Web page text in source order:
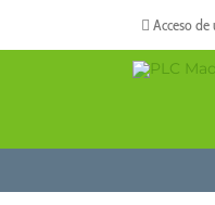
contenido
Acceso de